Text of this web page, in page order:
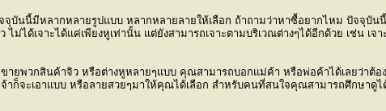
บันนี้มีหลากหลายรูปแบบ หลากหลายลายให้เลือก ถ้าถามว่าหาซื้อยากไหม ปัจจุบั
ได้เจาะได้แค่เพียงหูเท่านั้น แต่ยังสามารถเจาะตามบริเวณต่างๆได้อีกด้วย เช่น เจา
ายพวกสินค้าจิว หรือต่างหูหลายๆแบบ คุณสามารถบอกแม่ค้า หรือพ่อค้าได้เลยว่าต้อง
จ้าก็จะเอาแบบ หรือลายสวยๆมาให้คุณได้เลือก สำหรับคนที่สนใจคุณสามารถศึกษาดู